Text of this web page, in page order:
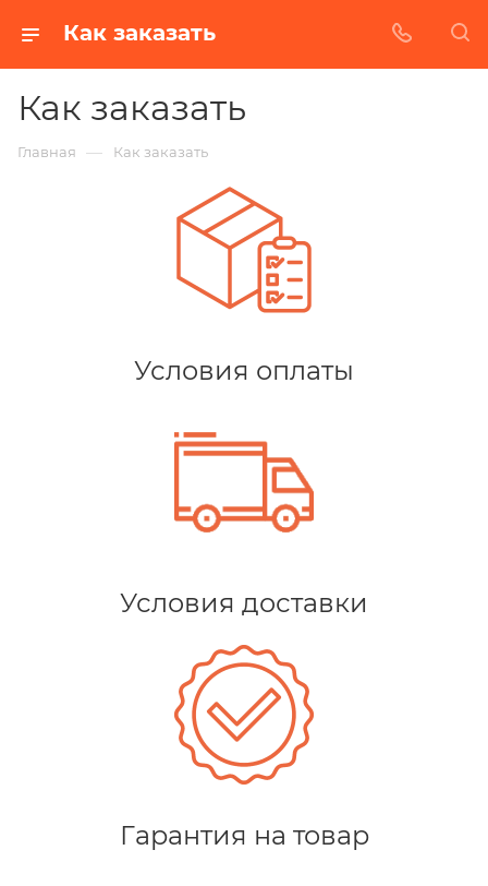
Как заказать
Как заказать
Главная — Как заказать
Условия оплаты
Условия доставки
Гарантия на товар